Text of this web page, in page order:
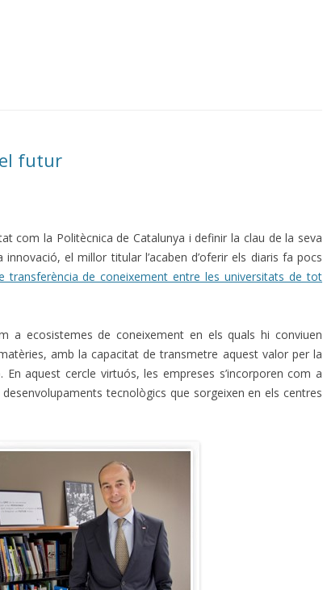
futur
com la Politècnica de Catalunya i definir la clau de la seva
el millor titular l’acaben d’oferir els diaris fa pocs
transferència de coneixement entre les universitats de tot
a ecosistemes de coneixement en els quals hi conviuen
amb la capacitat de transmetre aquest valor per la
aquest cercle virtuós, les empreses s’incorporen com a
tecnològics que sorgeixen en els centres